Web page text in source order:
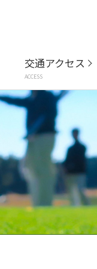
交通アクセス
ACCESS